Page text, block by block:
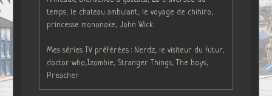
temps, le chateau ambulant, le voyage de chihiro,
princesse mononoke, John Wick
Mes séries TV préférées : Nerdz, le visiteur du futur,
doctor who,Izombie, Stranger Things, The boys,
Preacher